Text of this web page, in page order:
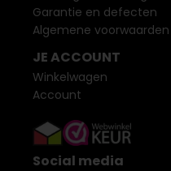
Garantie en defecten
Algemene voorwaarden
JE ACCOUNT
Winkelwagen
Account
Social media